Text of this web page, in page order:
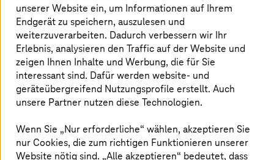
Diese Möglichkeiten bieten wir dir
Gestalte IoT-Projekte, die alles mit allem verbinden.
Programmiere KI, die so clever ist, dass sie einen
Doktortitel verdient. Digitalisiere unsere Welt und
Lösung begegnet. Setze dich dafür ein, dass unsere
Städte genauso smart werden wie die Menschen, die
darin wohnen, oder nutze dein Know-how, um das
unserer Website ein, um Informationen auf Ihrem
Endgerät zu speichern, auszulesen und
weiterzuverarbeiten. Dadurch verbessern wir Ihr
Erlebnis, analysieren den Traffic auf der Website und
zeigen Ihnen Inhalte und Werbung, die für Sie
interessant sind. Dafür werden website- und
geräteübergreifend Nutzungsprofile erstellt. Auch
unsere Partner nutzen diese Technologien.
Wenn Sie „Nur erforderliche“ wählen, akzeptieren Sie
nur Cookies, die zum richtigen Funktionieren unserer
Website nötig sind. „Alle akzeptieren“ bedeutet, dass